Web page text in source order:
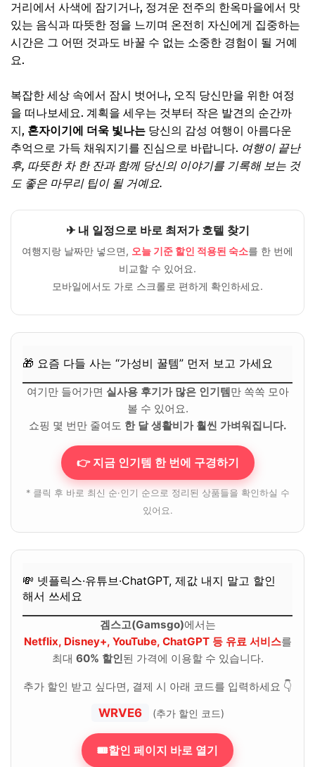
거리에서 사색에 잠기거나, 정겨운 전주의 한옥마을에서 맛
있는 음식과 따뜻한 정을 느끼며 온전히 자신에게 집중하는
시간은 그 어떤 것과도 바꿀 수 없는 소중한 경험이 될 거예
요.
복잡한 세상 속에서 잠시 벗어나, 오직 당신만을 위한 여정
을 떠나보세요. 계획을 세우는 것부터 작은 발견의 순간까
지, 혼자이기에 더욱 빛나는 당신의 감성 여행이 아름다운
추억으로 가득 채워지기를 진심으로 바랍니다. 여행이 끝난
후, 따뜻한 차 한 잔과 함께 당신의 이야기를 기록해 보는 것
도 좋은 마무리 팁이 될 거예요.
✈ 내 일정으로 바로 최저가 호텔 찾기
여행지랑 날짜만 넣으면, 오늘 기준 할인 적용된 숙소를 한 번에
비교할 수 있어요.
모바일에서도 가로 스크롤로 편하게 확인하세요.
🎁 요즘 다들 사는 “가성비 꿀템” 먼저 보고 가세요
여기만 들어가면 실사용 후기가 많은 인기템 만 쏙쏙 모아
볼 수 있어요.
쇼핑 몇 번만 줄여도 한 달 생활비가 훨씬 가벼워집니다.
👉 지금 인기템 한 번에 구경하기
* 클릭 후 바로 최신 순·인기 순으로 정리된 상품들을 확인하실 수
있어요.
💸 넷플릭스·유튜브·ChatGPT, 제값 내지 말고 할인
해서 쓰세요
겜스고(Gamsgo)에서는
Netflix, Disney+, YouTube, ChatGPT 등 유료 서비스를
최대 60% 할인된 가격에 이용할 수 있습니다.
추가 할인 받고 싶다면, 결제 시 아래 코드를 입력하세요 👇
WRVE6 (추가 할인 코드)
🎟할인 페이지 바로 열기